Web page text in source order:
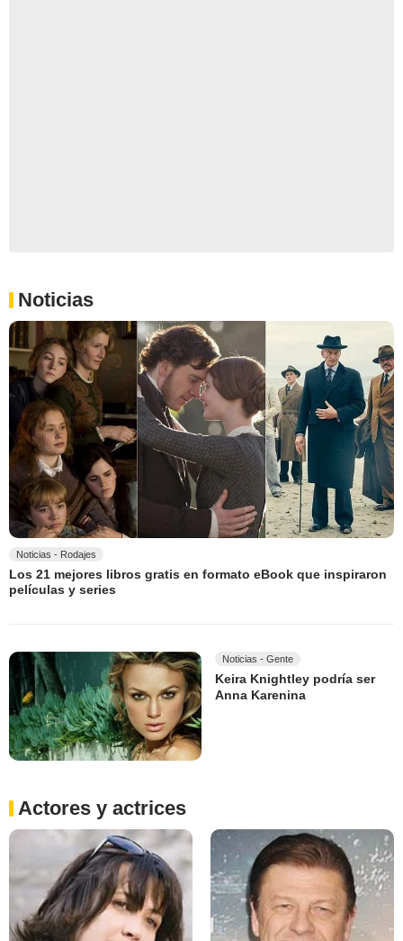
Noticias
Noticias - Rodajes
Los 21 mejores libros gratis en formato eBook que inspiraron
películas y series
Noticias - Gente
Keira Knightley podría ser
Anna Karenina
Actores y actrices